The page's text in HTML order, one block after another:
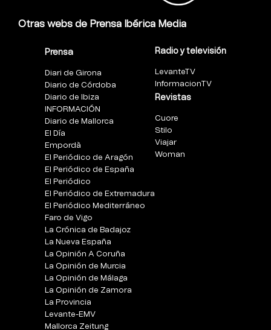
Otras webs de Prensa Ibérica Media
Prensa
Diari de Girona
Diario de Córdoba
Diario de Ibiza
INFORMACIÓN
Diario de Mallorca
El Día
Empordà
El Periódico de Aragón
El Periódico de España
El Periódico
El Periódico de Extremadura
El Periódico Mediterráneo
Faro de Vigo
La Crónica de Badajoz
La Nueva España
La Opinión A Coruña
La Opinión de Murcia
La Opinión de Málaga
La Opinión de Zamora
La Provincia
Levante-EMV
Mallorca Zeitung
Radio y televisión
LevanteTV
InformacionTV
Revistas
Cuore
Stilo
Viajar
Woman